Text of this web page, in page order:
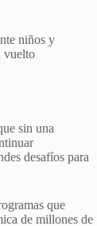
niños y
vuelto
sin una
desafíos para
que
de millones de